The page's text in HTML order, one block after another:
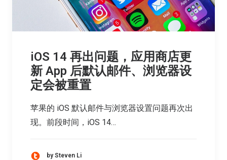
iOS 14 再出问题，应用商店更
新 App 后默认邮件、浏览器设
定会被重置
苹果的 iOS 默认邮件与浏览器设置问题再次出
现。前段时间，iOS 14…
by Steven Li